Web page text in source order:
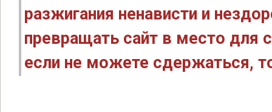
разжигания ненависти и
превращать сайт в место для
если не можете сдержаться,